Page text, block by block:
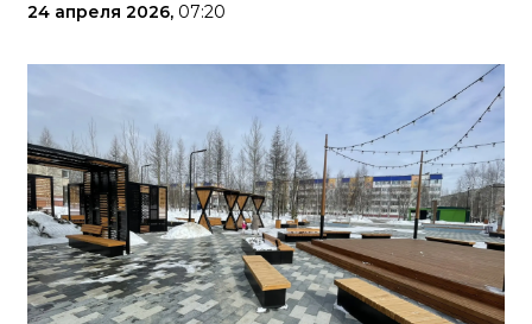
24 апреля 2026, 07:20